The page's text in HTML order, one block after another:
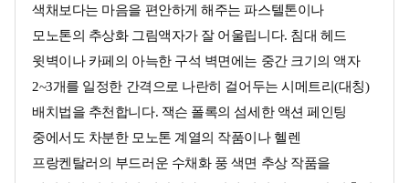
색채보다는 마음을 편안하게 해주는 파스텔톤이나
모노톤의 추상화 그림액자가 잘 어울립니다. 침대 헤드
윗벽이나 카페의 아늑한 구석 벽면에는 중간 크기의 액자
2~3개를 일정한 간격으로 나란히 걸어두는 시메트리(대칭)
배치법을 추천합니다. 잭슨 폴록의 섬세한 액션 페인팅
중에서도 차분한 모노톤 계열의 작품이나 헬렌
프랑켄탈러의 부드러운 수채화 풍 색면 추상 작품을